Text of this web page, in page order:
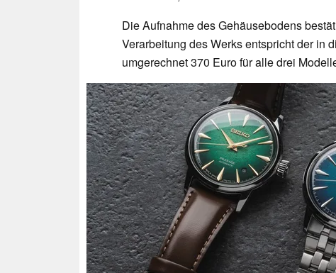
Die Aufnahme des Gehäusebodens
Verarbeitung des Werks entspricht der in
umgerechnet 370 Euro für alle drei